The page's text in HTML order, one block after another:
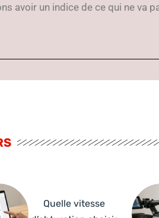
avoir un indice de ce qui ne va
Quelle vitesse